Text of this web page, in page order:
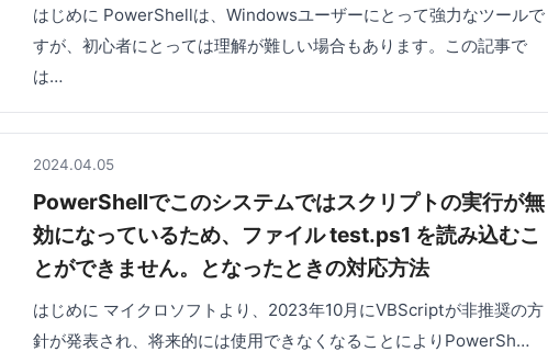
はじめに PowerShellは、Windowsユーザーにとって強力なツールで
すが、初心者にとっては理解が難しい場合もあります。この記事で
は…
2024.04.05
PowerShellでこのシステムではスクリプトの実行が無
効になっているため、ファイル test.ps1 を読み込むこ
とができません。となったときの対応方法
はじめに マイクロソフトより、2023年10月にVBScriptが非推奨の方
針が発表され、将来的には使用できなくなることによりPowerSh…